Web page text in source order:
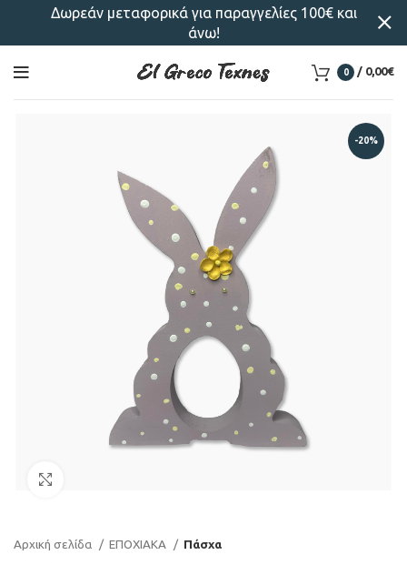
0 / 0,00€
-20%
Αρχική σελίδα ΕΠΟΧΙΑΚΑ Πάσχα
Δωρεάν μεταφορικά για παραγγελίες 100€ και
άνω!